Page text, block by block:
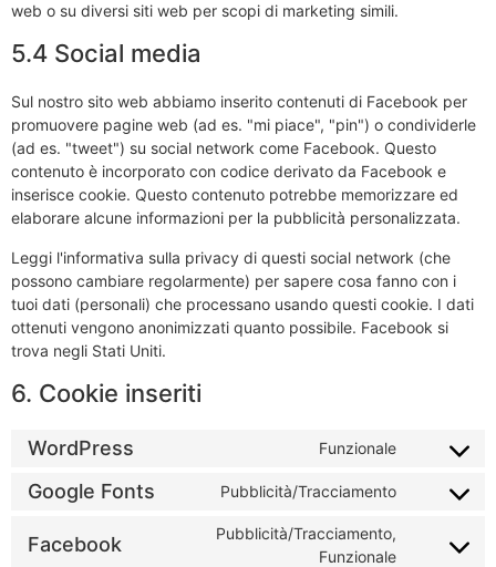
web o su diversi siti web per scopi di marketing simili.
5.4 Social media
Sul nostro sito web abbiamo inserito contenuti di Facebook per
promuovere pagine web (ad es. "mi piace", "pin") o condividerle
(ad es. "tweet") su social network come Facebook. Questo
contenuto è incorporato con codice derivato da Facebook e
inserisce cookie. Questo contenuto potrebbe memorizzare ed
elaborare alcune informazioni per la pubblicità personalizzata.
Leggi l'informativa sulla privacy di questi social network (che
possono cambiare regolarmente) per sapere cosa fanno con i
tuoi dati (personali) che processano usando questi cookie. I dati
ottenuti vengono anonimizzati quanto possibile. Facebook si
trova negli Stati Uniti.
6. Cookie inseriti
WordPress Funzionale
Google Fonts Pubblicità/Tracciamento
Facebook
Pubblicità/Tracciamento,
Funzionale